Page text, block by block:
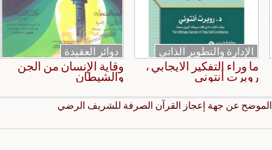
الإدارة والتطوير الذاتي
ما وراء التفكير الايجابي ،
روبرت أنتوني
دوائر العقيدة
وقاية الإنسان من الجن
والشيطان
الموضح عن جهة إعجاز القرآن الصرفة للشريف الرضي